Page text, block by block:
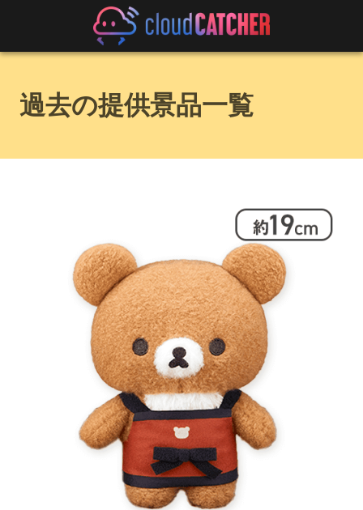
過去の提供景品一覧